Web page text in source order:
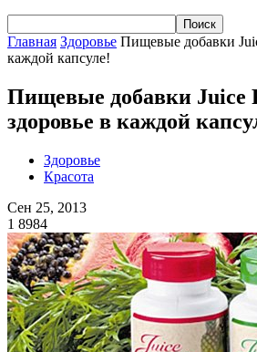
Главная Здоровье Пищевые добавки
каждой капсуле!
Пищевые добавки Juice
здоровье в каждой
Здоровье
Красота
Сен 25, 2013
1 8984